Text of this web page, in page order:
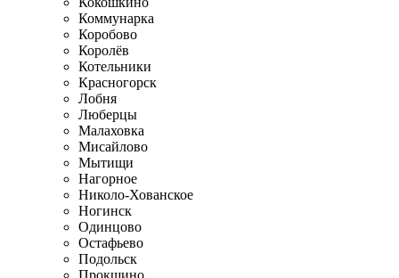
Коммунарка
Коробово
Королёв
Котельники
Красногорск
Лобня
Люберцы
Малаховка
Мисайлово
Мытищи
Нагорное
Николо-Хованское
Ногинск
Одинцово
Остафьево
Подольск
Прокшино